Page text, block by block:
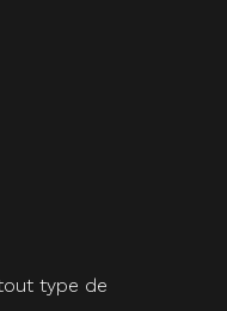
type de